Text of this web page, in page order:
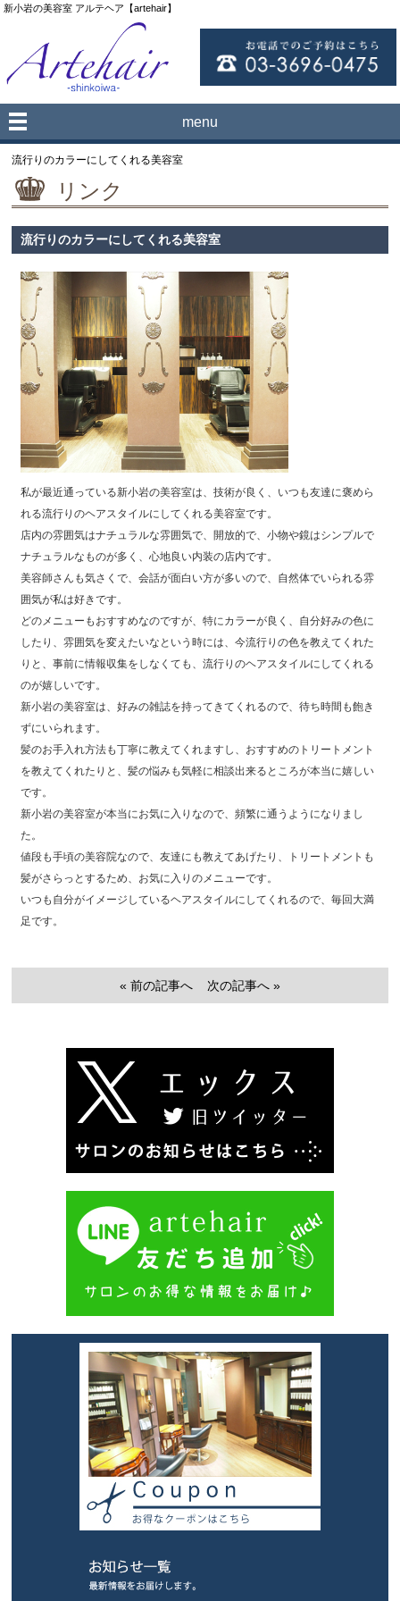
新小岩の美容室 アルテヘア【artehair】
menu
流行りのカラーにしてくれる美容室
リンク
流行りのカラーにしてくれる美容室
私が最近通っている新小岩の美容室は、技術が良く、いつも友達に褒めら
れる流行りのヘアスタイルにしてくれる美容室です。
店内の雰囲気はナチュラルな雰囲気で、開放的で、小物や鏡はシンプルで
ナチュラルなものが多く、心地良い内装の店内です。
美容師さんも気さくで、会話が面白い方が多いので、自然体でいられる雰
囲気が私は好きです。
どのメニューもおすすめなのですが、特にカラーが良く、自分好みの色に
したり、雰囲気を変えたいなという時には、今流行りの色を教えてくれた
りと、事前に情報収集をしなくても、流行りのヘアスタイルにしてくれる
のが嬉しいです。
新小岩の美容室は、好みの雑誌を持ってきてくれるので、待ち時間も飽き
ずにいられます。
髪のお手入れ方法も丁寧に教えてくれますし、おすすめのトリートメント
を教えてくれたりと、髪の悩みも気軽に相談出来るところが本当に嬉しい
です。
新小岩の美容室が本当にお気に入りなので、頻繁に通うようになりまし
た。
値段も手頃の美容院なので、友達にも教えてあげたり、トリートメントも
髪がさらっとするため、お気に入りのメニューです。
いつも自分がイメージしているヘアスタイルにしてくれるので、毎回大満
足です。
« 前の記事へ 次の記事へ »